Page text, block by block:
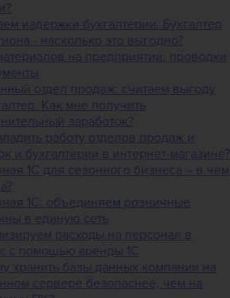
издержки бухгалтерии. Бухгалтер
- насколько это выгодно?
на предприятии: проводки
отдел продаж: считаем выгоду
Как мне получить
заработок?
работу отделов продаж и
и бухгалтерии в интернет-магазине?
1С для сезонного бизнеса – в чем
1С: объединяем розничные
в единую сеть
расходы на персонал в
с помощью аренды 1С
хранить базы данных компании на
сервере безопаснее, чем на